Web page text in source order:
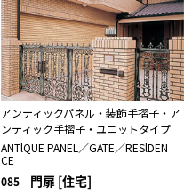
アンティックパネル・装飾手摺子・ア
ンティック手摺子・ユニットタイプ
ANTlQUE PANEL／GATE／RESlDEN
CE
085 門扉 [住宅]